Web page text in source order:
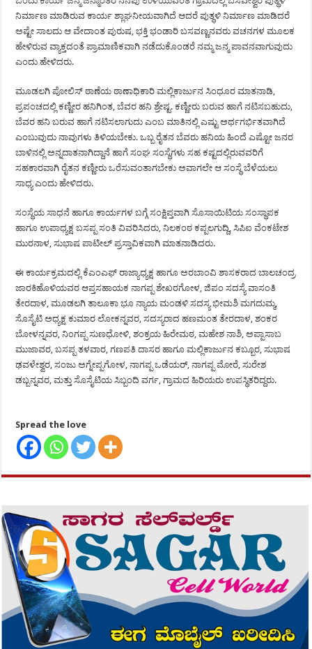
ನಿರ್ಮಾಣ ಮಾಡಿರುವ ಕಾರ್ಯ ಶ್ಲಾಘನೀಯವಾಗಿದೆ ಆದರೆ ಪುತ್ಥಳಿ ನಿರ್ಮಾಣ ಮಾಡಿದರೆ
ಅಷ್ಟೇ ಸಾಲದು ಆ ವೇದಾಂತ ಪುರುಷ, ಭಕ್ತಿ ಭಂಡಾರಿ ಬಸವಣ್ಣನವರು ವಚನಗಳ ಮೂಲಕ
ಹೇಳಿರುವ ವ್ಯಾಕ್ತದಂತೆ ಪ್ರಾಮಾಣಿಕವಾಗಿ ನಡೆದುಕೊಂಡರೆ ನಮ್ಮ ಜನ್ಮ ಪಾವನವಾಗುವುದು
ಎಂದು ಹೇಳಿದರು.
ಮೂಡಲಗಿ ಪೋಲಿಸ್ ಠಾಣೆಯ ಠಾಣಾಧಿಕಾರಿ ಮಲ್ಲಿಕಾರ್ಜುನ ಸಿಂಧೂರ ಮಾತನಾಡಿ,
ಪ್ರಪಂಚದಲ್ಲಿ ಕಣ್ಣೀರ ಹನಿಗಿಂತ, ಬೆವರ ಹನಿ ಶ್ರೇಷ್ಟ. ಕಣ್ಣೀರು ಬರುವ ಹಾಗೆ ನಟಿಸಬಹುದು,
ಬೆವರ ಹನಿ ಬರುವ ಹಾಗೆ ನಟಿಸಲಾಗುದು ಎಂಬ ಮಾತಿನಲ್ಲಿ ಎಷ್ಟು ಅರ್ಥಗರ್ಭಿತವಾಗಿದೆ
ಎಂಬುವುದು ನಾವುಗಳು ತಿಳಿಯಬೇಕು. ಒಬ್ಬ ರೈತನ ಬೆವರು ಹನಿಯ ಹಿಂದೆ ಎಷ್ಟೋ ಜನರ
ಬಾಳಿನಲ್ಲಿ ಅನ್ನದಾತನಾಗಿದ್ದಾನೆ ಹಾಗೆ ಸಂಘ ಸಂಸ್ಥೆಗಳು ಸಹ ಕಷ್ಟದಲ್ಲಿರುವವರಿಗೆ
ಸಹಕಾರವಾಗಿ ರೈತನ ಕಣ್ಣೀರು ಒರೆಸುವಂತಾಗಬೇಕು ಅವಾಗಲೇ ಆ ಸಂಸ್ಥೆ ಬೆಳೆಯಲು
ಸಾಧ್ಯ ಎಂದು ಹೇಳಿದರು.
ಸಂಸ್ಥೆಯ ಸಾಧನೆ ಹಾಗೂ ಕಾರ್ಯಗಳ ಬಗ್ಗೆ ಸಂಕ್ಷಿಪ್ತವಾಗಿ ಸೊಸಾಯಿಟಿಯ ಸಂಸ್ಥಾಪಕ
ಹಾಗೂ ಉಪಾಧ್ಯಕ್ಷ ಬಸಪ್ಪ ಸಂತಿ ವಿವರಿಸಿದರು, ನಿಲಕಂಠ ಕಪ್ಪಲಗುದ್ದಿ, ಸಿಪಿಐ ವೆಂಕಟೇಶ
ಮುರನಾಳ, ಸುಭಾಷ ಪಾಟೀಲ್ ಪ್ರಸ್ತಾವಿಕವಾಗಿ ಮಾತನಾಡಿದರು.
ಈ ಕಾರ್ಯಕ್ರಮದಲ್ಲಿ ಕೆಎಂಎಫ್ ರಾಜ್ಯಾಧ್ಯಕ್ಷ ಹಾಗೂ ಅರಬಾಂವಿ ಶಾಸಕರಾದ ಬಾಲಚಂದ್ರ
ಜಾರಕಿಹೊಳಿಯವರ ಆಪ್ತಸಹಾಯಕ ನಾಗಪ್ಪ ಶೇಖರಗೋಳ, ಜಿಪಂ ಸದಸ್ಯೆ ವಾಸಂತಿ
ತೇರದಾಳ, ಮೂಡಲಗಿ ತಾಲೂಕಾ ಭೂ ನ್ಯಾಯ ಮಂಡಳಿ ಸದಸ್ಯ ಭೀಮಶಿ ಮಗದುಮ್ಮ,
ಸೊಸೈಟಿ ಅಧ್ಯಕ್ಷ ಕುಮಾರ ಲೋಕನ್ನವರ, ಸದಸ್ಯರಾದ ಹಣಮಂತ ತೇರದಾಳ, ಶಂಕರ
ಬೋಳನ್ನವರ, ನಿಂಗಪ್ಪ ಸುಣಧೋಳಿ, ಶಂಕ್ರಯ ಹಿರೇಮಠ, ಮಹೇಶ ನಾಶಿ, ಅಪ್ಪಾಸಾಬ
ಮುಜಾವರ, ಬಸಪ್ಪ ತಳವಾರ, ಗಣಪತಿ ದಾಸರ ಹಾಗೂ ಮಲ್ಲಿಕಾರ್ಜುನ ಕಬ್ಬೂರ, ಸುಭಾಷ
ಢವಳೇಶ್ವರ, ಸಂಜು ಅಗ್ನೇಪ್ಪಗೋಳ, ನಾಗಪ್ಪ ಒಡೆಯರ್, ನಾಗಪ್ಪ ಮೋರೆ, ಸುರೇಶ
ಡಬ್ಬನ್ನವರ, ಮತ್ತು ಸೊಸೈಟಿಯ ಸಿಬ್ಬಂದಿ ವರ್ಗ, ಗ್ರಾಮದ ಹಿರಿಯರು ಉಪಸ್ಥಿತರಿದ್ದರು.
Spread the love